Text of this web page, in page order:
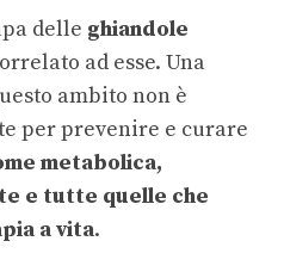
delle ghiandole
ad esse. Una
ambito non è
per prevenire e curare
metabolica,
e tutte quelle che
a vita.